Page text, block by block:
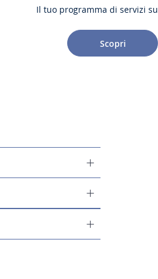
Il tuo programma di servizi
Scopri